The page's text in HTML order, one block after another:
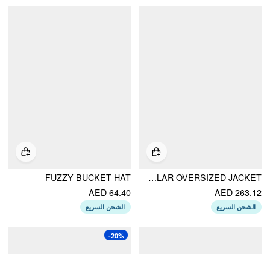
FAUX SHEARLING COLLAR OVERSIZED JACKET
AED 263.12
الشحن السريع
FUZZY BUCKET HAT
AED 64.40
الشحن السريع
-20%